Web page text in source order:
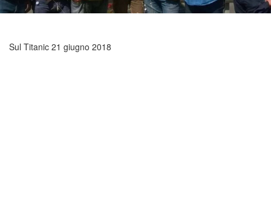
Sul Titanic 21 giugno 2018